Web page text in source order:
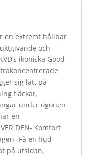
en extremt hållbar
och
ikoniska Good
sig lätt på
fläckar,
under ögonen
en
DEN- Komfort
Få en hud
på utsidan,